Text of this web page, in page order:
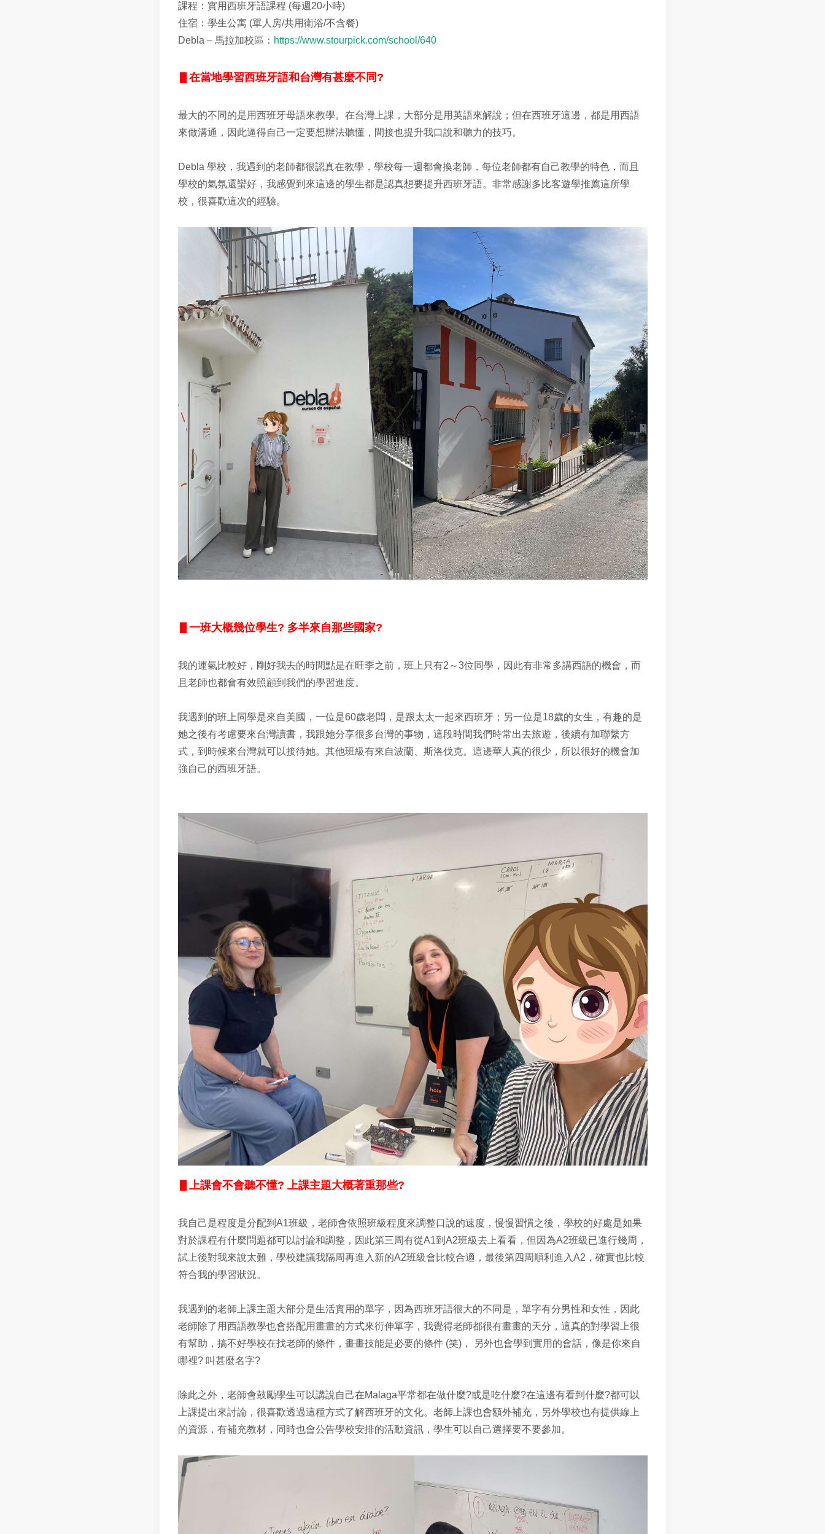
課程：實用西班牙語課程 (每週20小時)
住宿：學生公寓 (單人房/共用衛浴/不含餐)
Debla – 馬拉加校區： https://www.stourpick.com/school/640
在當地學習西班牙語和台灣有甚麼不同?
最大的不同的是用西班牙母語來教學。在台灣上課，大部分是用英語來解說；但在西班牙這邊，都是用西語
來做溝通，因此逼得自己一定要想辦法聽懂，間接也提升我口說和聽力的技巧。
Debla 學校，我遇到的老師都很認真在教學，學校每一週都會換老師，每位老師都有自己教學的特色，而且
學校的氣氛還蠻好，我感覺到來這邊的學生都是認真想要提升西班牙語。非常感謝多比客遊學推薦這所學
校，很喜歡這次的經驗。
一班大概幾位學生? 多半來自那些國家?
我的運氣比較好，剛好我去的時間點是在旺季之前，班上只有2～3位同學，因此有非常多講西語的機會，而
且老師也都會有效照顧到我們的學習進度。
我遇到的班上同學是來自美國，一位是60歲老闆，是跟太太一起來西班牙；另一位是18歲的女生，有趣的是
她之後有考慮要來台灣讀書，我跟她分享很多台灣的事物，這段時間我們時常出去旅遊，後續有加聯繫方
式，到時候來台灣就可以接待她。其他班級有來自波蘭、斯洛伐克。這邊華人真的很少，所以很好的機會加
強自己的西班牙語。
上課會不會聽不懂? 上課主題大概著重那些?
我自己是程度是分配到A1班級，老師會依照班級程度來調整口說的速度，慢慢習慣之後，學校的好處是如果
對於課程有什麼問題都可以討論和調整，因此第三周有從A1到A2班級去上看看，但因為A2班級已進行幾周，
試上後對我來說太難，學校建議我隔周再進入新的A2班級會比較合適，最後第四周順利進入A2，確實也比較
符合我的學習狀況。
我遇到的老師上課主題大部分是生活實用的單字，因為西班牙語很大的不同是，單字有分男性和女性，因此
老師除了用西語教學也會搭配用畫畫的方式來衍伸單字，我覺得老師都很有畫畫的天分，這真的對學習上很
有幫助，搞不好學校在找老師的條件，畫畫技能是必要的條件 (笑)， 另外也會學到實用的會話，像是你來自
哪裡? 叫甚麼名字?
除此之外，老師會鼓勵學生可以講說自己在Malaga平常都在做什麼?或是吃什麼?在這邊有看到什麼?都可以
上課提出來討論，很喜歡透過這種方式了解西班牙的文化。老師上課也會額外補充，另外學校也有提供線上
的資源，有補充教材，同時也會公告學校安排的活動資訊，學生可以自己選擇要不要參加。